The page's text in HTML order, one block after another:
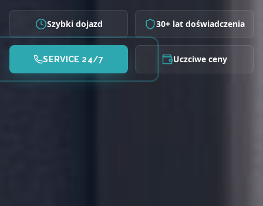
Szybki dojazd 30+ lat doświadczenia
SERVICE 24/7 Uczciwe ceny